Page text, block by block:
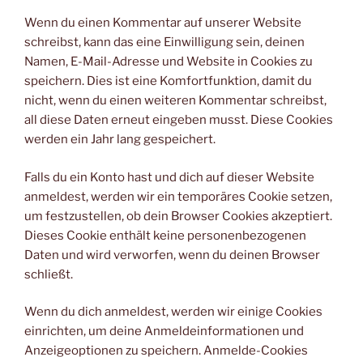
Wenn du einen Kommentar auf unserer Website
schreibst, kann das eine Einwilligung sein, deinen
Namen, E-Mail-Adresse und Website in Cookies zu
speichern. Dies ist eine Komfortfunktion, damit du
nicht, wenn du einen weiteren Kommentar schreibst,
all diese Daten erneut eingeben musst. Diese Cookies
werden ein Jahr lang gespeichert.
Falls du ein Konto hast und dich auf dieser Website
anmeldest, werden wir ein temporäres Cookie setzen,
um festzustellen, ob dein Browser Cookies akzeptiert.
Dieses Cookie enthält keine personenbezogenen
Daten und wird verworfen, wenn du deinen Browser
schließt.
Wenn du dich anmeldest, werden wir einige Cookies
einrichten, um deine Anmeldeinformationen und
Anzeigeoptionen zu speichern. Anmelde-Cookies